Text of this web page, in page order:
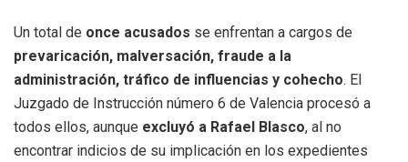
Un total de once acusados se enfrentan a cargos de
prevaricación, malversación, fraude a la
administración, tráfico de influencias y cohecho. El
Juzgado de Instrucción número 6 de Valencia procesó a
todos ellos, aunque excluyó a Rafael Blasco, al no
encontrar indicios de su implicación en los expedientes